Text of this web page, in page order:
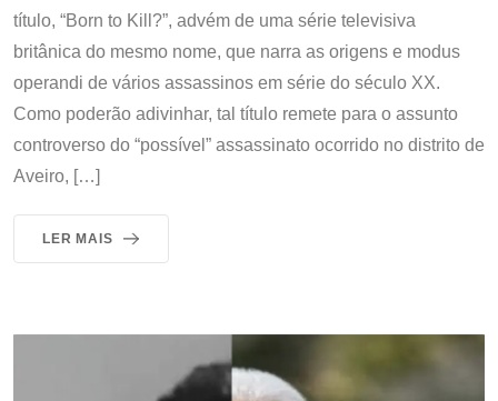
título, “Born to Kill?”, advém de uma série televisiva
britânica do mesmo nome, que narra as origens e modus
operandi de vários assassinos em série do século XX.
Como poderão adivinhar, tal título remete para o assunto
controverso do “possível” assassinato ocorrido no distrito de
Aveiro, […]
LER MAIS